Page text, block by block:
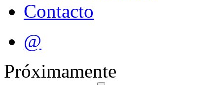
Contacto
@
Próximamente